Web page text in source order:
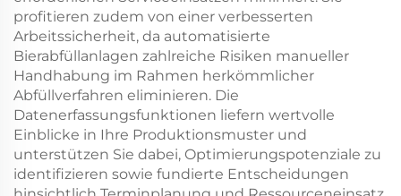
profitieren zudem von einer verbesserten
Arbeitssicherheit, da automatisierte
Bierabfüllanlagen zahlreiche Risiken manueller
Handhabung im Rahmen herkömmlicher
Abfüllverfahren eliminieren. Die
Datenerfassungsfunktionen liefern wertvolle
Einblicke in Ihre Produktionsmuster und
unterstützen Sie dabei, Optimierungspotenziale zu
identifizieren sowie fundierte Entscheidungen